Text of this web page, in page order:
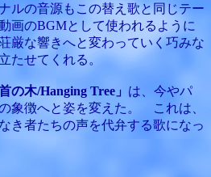
ルの音源もこの替え歌と同じテー
画のBGMとして使われるように
厳な響きへと変わっていく巧みな
たせてくれる。
の木/Hanging Tree」 は、今やパ
象徴へと姿を変えた。 これは、
き者たちの声を代弁する歌になっ